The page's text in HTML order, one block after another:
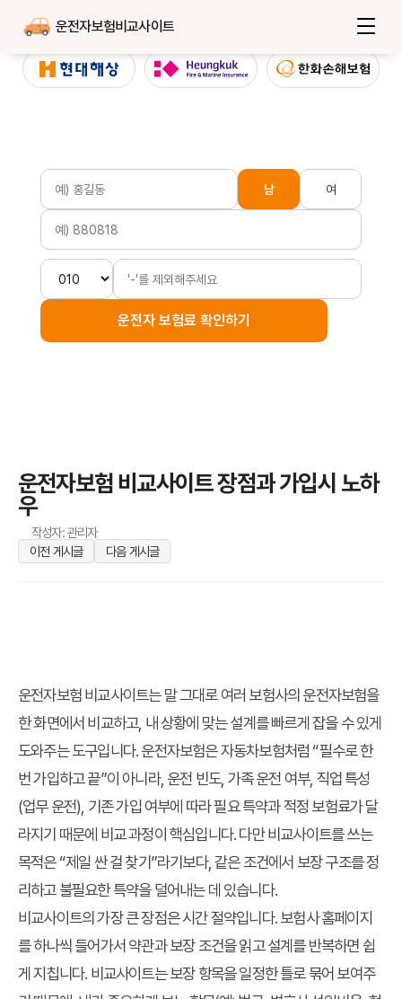
운전자보험비교사이트
남 여
운전자 보험료 확인하기
운전자보험 비교사이트 장점과 가입시 노하
우
작성자: 관리자
이전 게시글
다음 게시글
운전자보험 비교사이트는 말 그대로 여러 보험사의 운전자보험을
한 화면에서 비교하고, 내 상황에 맞는 설계를 빠르게 잡을 수 있게
도와주는 도구입니다. 운전자보험은 자동차보험처럼 “필수로 한
번 가입하고 끝”이 아니라, 운전 빈도, 가족 운전 여부, 직업 특성
(업무 운전), 기존 가입 여부에 따라 필요 특약과 적정 보험료가 달
라지기 때문에 비교 과정이 핵심입니다. 다만 비교사이트를 쓰는
목적은 “제일 싼 걸 찾기”라기보다, 같은 조건에서 보장 구조를 정
리하고 불필요한 특약을 덜어내는 데 있습니다.
비교사이트의 가장 큰 장점은 시간 절약입니다. 보험사 홈페이지
를 하나씩 들어가서 약관과 보장 조건을 읽고 설계를 반복하면 쉽
게 지칩니다. 비교사이트는 보장 항목을 일정한 틀로 묶어 보여주